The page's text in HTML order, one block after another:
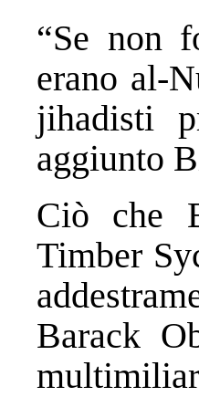
“Se non
erano al-
jihadisti
aggiunto
Ciò che
Timber
Barack